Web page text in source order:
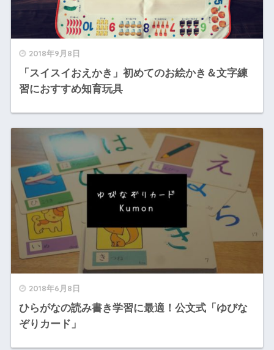
2018年9月8日
「スイスイおえかき」初めてのお絵かき＆文字練
習におすすめ知育玩具
2018年6月8日
ひらがなの読み書き学習に最適！公文式「ゆびな
ぞりカード」